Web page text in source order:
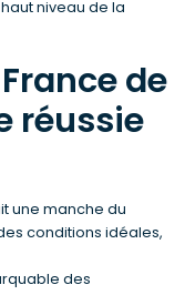
niveau de la
de
réussie
une manche du
conditions idéales,
des